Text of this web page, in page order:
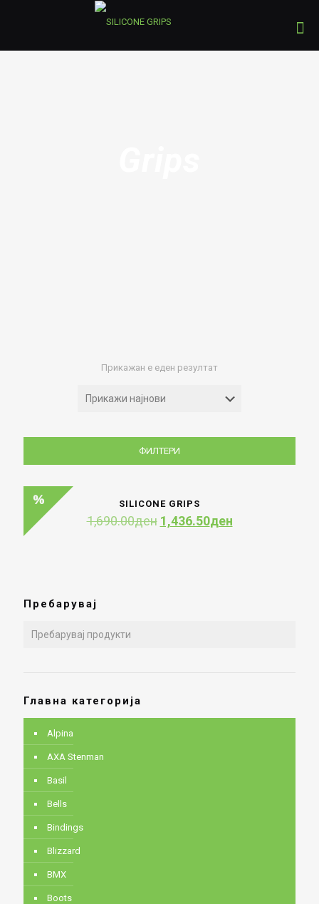
Прикажан е еден резултат
ФИЛТЕРИ
SILICONE GRIPS
1,690.00ден Original
1,436.50денCurrent
Пребарувај
Главна категорија
Alpina
AXA Stenman
Basil
Bells
Bindings
Blizzard
BMX
Boots